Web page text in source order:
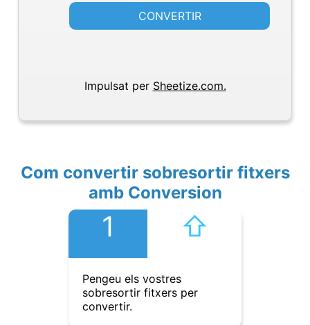
CONVERTIR
Impulsat per Sheetize.com.
Com convertir sobresortir fitxers
amb Conversion
1 ⇧︎
Pengeu els vostres
sobresortir fitxers per
convertir.